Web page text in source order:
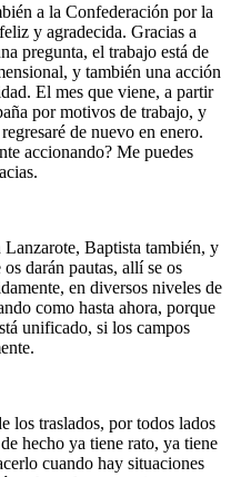
a la Confederación por la
y agradecida. Gracias a
pregunta, el trabajo está de
y también una acción
El mes que viene, a partir
por motivos de trabajo, y
de nuevo en enero.
accionando? Me puedes
Baptista también, y
darán pautas, allí se os
en diversos niveles de
como hasta ahora, porque
unificado, si los campos
los traslados, por todos lados
hecho ya tiene rato, ya tiene
cuando hay situaciones